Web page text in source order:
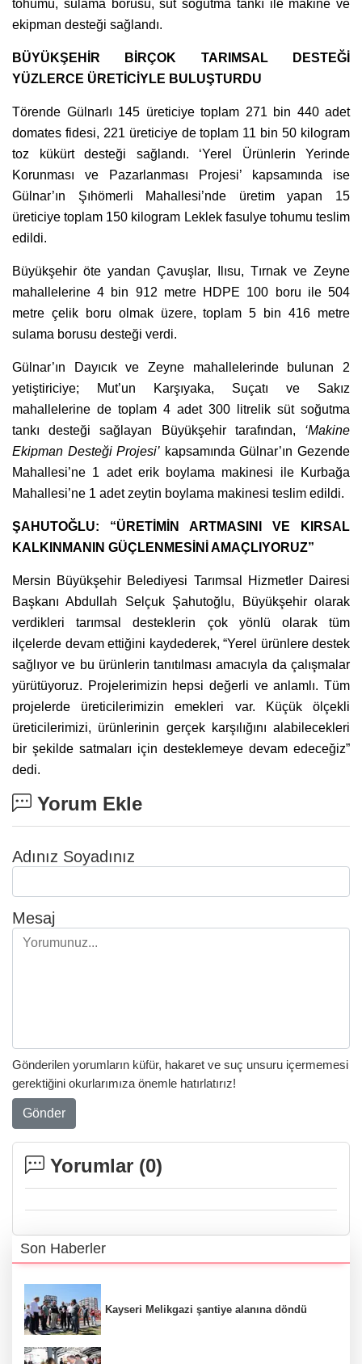
tohumu, sulama borusu, süt soğutma tankı ile makine ve
ekipman desteği sağlandı.
BÜYÜKŞEHİR BİRÇOK TARIMSAL DESTEĞİ
YÜZLERCE ÜRETİCİYLE BULUŞTURDU
Törende Gülnarlı 145 üreticiye toplam 271 bin 440 adet
domates fidesi, 221 üreticiye de toplam 11 bin 50 kilogram
toz kükürt desteği sağlandı. ‘Yerel Ürünlerin Yerinde
Korunması ve Pazarlanması Projesi’ kapsamında ise
Gülnar’ın Şıhömerli Mahallesi’nde üretim yapan 15
üreticiye toplam 150 kilogram Leklek fasulye tohumu teslim
edildi.
Büyükşehir öte yandan Çavuşlar, Ilısu, Tırnak ve Zeyne
mahallelerine 4 bin 912 metre HDPE 100 boru ile 504
metre çelik boru olmak üzere, toplam 5 bin 416 metre
sulama borusu desteği verdi.
Gülnar’ın Dayıcık ve Zeyne mahallelerinde bulunan 2
yetiştiriciye; Mut’un Karşıyaka, Suçatı ve Sakız
mahallelerine de toplam 4 adet 300 litrelik süt soğutma
tankı desteği sağlayan Büyükşehir tarafından, ‘Makine
Ekipman Desteği Projesi’ kapsamında Gülnar’ın Gezende
Mahallesi’ne 1 adet erik boylama makinesi ile Kurbağa
Mahallesi’ne 1 adet zeytin boylama makinesi teslim edildi.
ŞAHUTOĞLU:
“ÜRETİMİN ARTMASINI VE KIRSAL
KALKINMANIN GÜÇLENMESİNİ AMAÇLIYORUZ”
Mersin Büyükşehir Belediyesi Tarımsal Hizmetler Dairesi
Başkanı Abdullah Selçuk Şahutoğlu, Büyükşehir olarak
verdikleri tarımsal desteklerin çok yönlü olarak tüm
ilçelerde devam ettiğini kaydederek, “Yerel ürünlere destek
sağlıyor ve bu ürünlerin tanıtılması amacıyla da çalışmalar
yürütüyoruz. Projelerimizin hepsi değerli ve anlamlı. Tüm
projelerde üreticilerimizin emekleri var. Küçük ölçekli
üreticilerimizi, ürünlerinin gerçek karşılığını alabilecekleri
bir şekilde satmaları için desteklemeye devam edeceğiz”
dedi.
Yorum Ekle
Adınız Soyadınız
Mesaj
Gönderilen yorumların küfür, hakaret ve suç unsuru içermemesi
gerektiğini okurlarımıza önemle hatırlatırız!
Gönder
Yorumlar (0)
Son Haberler
Kayseri Melikgazi şantiye alanına döndü